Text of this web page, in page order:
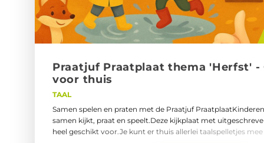
Praat­juf Praat­plaat thema 'Herfst' -
voor thuis
TAAL
Samen spelen en praten met de Praatjuf
samen kijkt, praat en speelt.Deze kijkplaat met
heel geschikt voor.Je kunt er thuis allerlei taalspelletjes